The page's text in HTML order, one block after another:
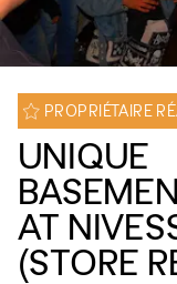
PROPRIÉTAIRE
UNIQUE
AT
(STORE